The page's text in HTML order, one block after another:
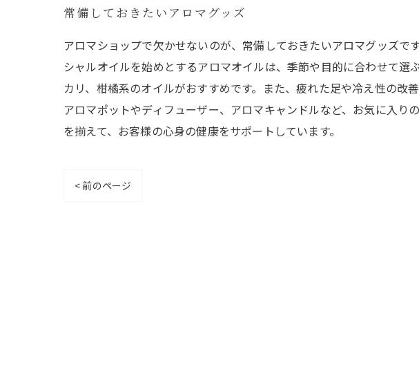
常備しておきたいアロマグッズ
アロマショップで欠かせないのが、常備しておきたいアロマグッズ
シャルオイルを始めとするアロマオイルは、季節や目的に合わせて
カリ、柑橘系のオイルがおすすめです。また、疲れた足や冷え性の改
アロマポットやディフューザー、アロマキャンドルなど、お気に入
を揃えて、お客様の心身の健康をサポートしています。
< 前のページ